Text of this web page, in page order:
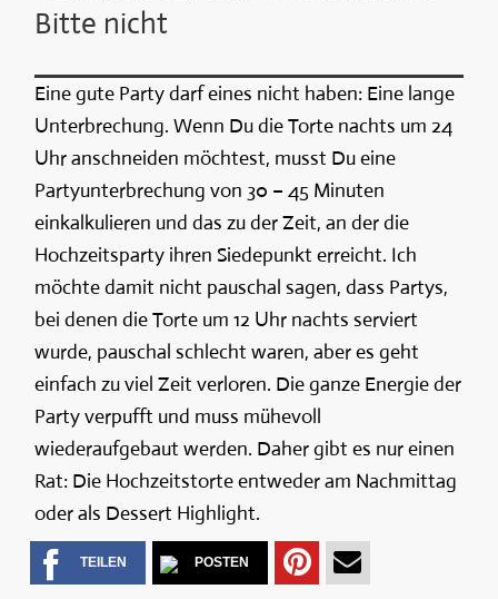
Bitte nicht
Eine gute Party darf eines nicht haben: Eine lange
Unterbrechung. Wenn Du die Torte nachts um 24
Uhr anschneiden möchtest, musst Du eine
Partyunterbrechung von 30 – 45 Minuten
einkalkulieren und das zu der Zeit, an der die
Hochzeitsparty ihren Siedepunkt erreicht. Ich
möchte damit nicht pauschal sagen, dass Partys,
bei denen die Torte um 12 Uhr nachts serviert
wurde, pauschal schlecht waren, aber es geht
einfach zu viel Zeit verloren. Die ganze Energie der
Party verpufft und muss mühevoll
wiederaufgebaut werden. Daher gibt es nur einen
Rat: Die Hochzeitstorte entweder am Nachmittag
oder als Dessert Highlight.
TEILEN POSTEN TEILEN